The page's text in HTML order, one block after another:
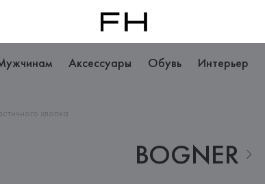
Аксессуары Обувь Интерьер
хлопка
BOGNER